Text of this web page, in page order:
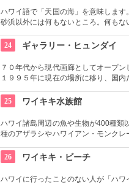
ハワイ語で「天国の海」を意味しま
砂浜以外には何もないところ。何もな
しまうような穴場です。住宅地から海
ます。
24 ギャラリー・ヒュンダイ
７０年代から現代画廊としてオープン
１９９５年に現在の場所に移り、国内
示できるスペースを設け、モダン美術
る、国内最高のギャラリーとしての評
25 ワイキキ水族館
ハワイ諸島周辺の魚や生物が400種類
種のアザラシやハワイアン・モンクレ
再現したという、バーチャル体験型の
26 ワイキキ・ビーチ
ハワイに行ったことのない人が「ハ